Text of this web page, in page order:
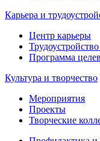
Карьера и
Центр карьеры
Программа
Культура и творчество
Мероприятия
Проекты
Творческие